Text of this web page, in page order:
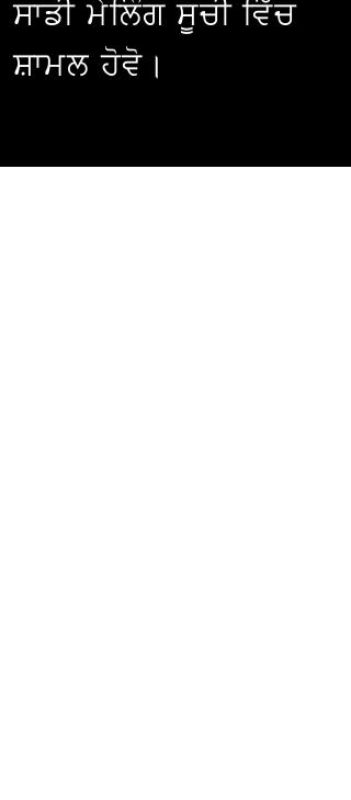
ਸਾਡੀ ਮੇਲਿੰਗ ਸੂਚੀ ਵਿੱਚ
ਸ਼ਾਮਲ ਹੋਵੋ।